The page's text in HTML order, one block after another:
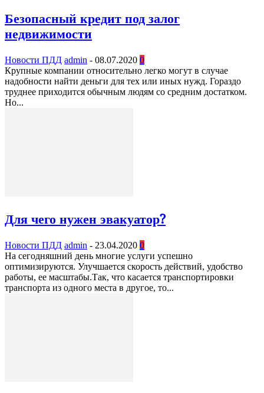
Безопасный кредит под залог
недвижимости
Новости ПДД admin - 08.07.2020 0
Крупные компании относительно легко могут в случае
надобности найти деньги для тех или иных нужд. Гораздо
труднее приходится обычным людям со средним достатком.
Но...
Для чего нужен эвакуатор?
Новости ПДД admin - 23.04.2020 0
На сегодняшний день многие услуги успешно
оптимизируются. Улучшается скорость действий, удобство
работы, ее масштабы.Так, что касается транспортировки
транспорта из одного места в другое, то...